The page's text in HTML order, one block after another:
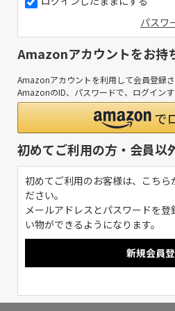
パスワ
Amazonアカウントをお持
Amazonアカウントを利用して会員登録さ
AmazonのID、パスワードで、ログインす
初めてご利用の方・会員以
初めてご利用のお客様は、こちら
ださい。
メールアドレスとパスワードを
い物ができるようになります。